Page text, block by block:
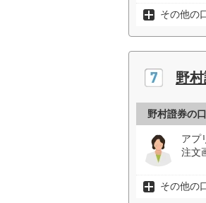
その他の
野
野村證券の
アプ
注文
その他の